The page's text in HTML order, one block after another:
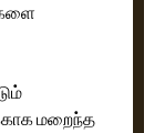
மறைந்த